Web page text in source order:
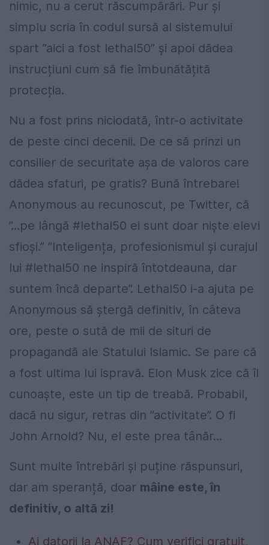
nimic, nu a cerut răscumpărări. Pur și
simplu scria în codul sursă al sistemului
spart ”aici a fost lethal50” și apoi dădea
instrucțiuni cum să fie îmbunătățită
protecția.
Nu a fost prins niciodată, într-o activitate
de peste cinci decenii. De ce să prinzi un
consilier de securitate așa de valoros care
dădea sfaturi, pe gratis? Bună întrebare!
Anonymous au recunoscut, pe Twitter, că
”...pe lângă #lethal50 ei sunt doar niște elevi
sfioși.” ”Inteligența, profesionismul și curajul
lui #lethal50 ne inspiră întotdeauna, dar
suntem încă departe”. Lethal50 i-a ajuta pe
Anonymous să ștergă definitiv, în câteva
ore, peste o sută de mii de situri de
propagandă ale Statului Islamic. Se pare că
a fost ultima lui ispravă. Elon Musk zice că îl
cunoaște, este un tip de treabă. Probabil,
dacă nu sigur, retras din ”activitate”. O fi
John Arnold? Nu, el este prea tânăr...
Sunt multe întrebări și puține răspunsuri,
dar am speranță, doar mâine este, în
definitiv, o altă zi!
Ai datorii la ANAF? Cum verifici gratuit,